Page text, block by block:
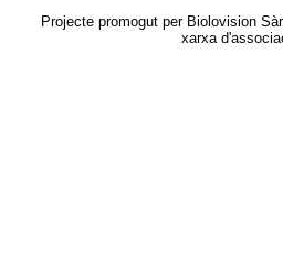
Projecte promogut per Biolovision
xarxa